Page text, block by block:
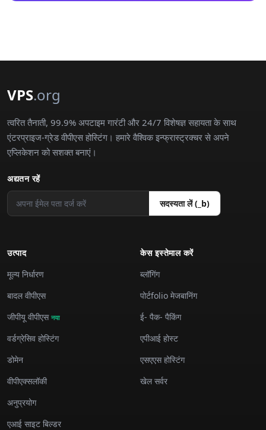
VPS.org
त्वरित तैनाती, 99.9% अपटाइम गारंटी और 24/7 विशेषज्ञ सहायता के साथ
एंटरप्राइज-ग्रेड वीपीएस होस्टिंग। हमारे वैश्विक इन्फ्रास्ट्रक्चर से अपने
एप्लिकेशन को सशक्त बनाएं।
अद्यतन रहें
सदस्यता लें (_b)
उत्पाद
मूल्य निर्धारण
बादल वीपीएस
जीपीयू वीपीएस नया
वर्डग्रेसिव होस्टिंग
डोमेन
वीपीएक्सलॉकी
अनुप्रयोग
एआई साइट बिल्डर
केस इस्तेमाल करें
ब्लॉगिंग
पोर्टfolio मेजबानिंग
ई- पैक- पैकिंग
एपीआई होस्ट
एसएएस होस्टिंग
खेल सर्वर